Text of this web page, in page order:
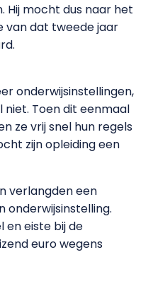
Hij mocht dus naar het
van dat tweede jaar
onderwijsinstellingen,
Toen dit eenmaal
ze vrij snel hun regels
zijn opleiding een
verlangden een
onderwijsinstelling.
en eiste bij de
euro wegens